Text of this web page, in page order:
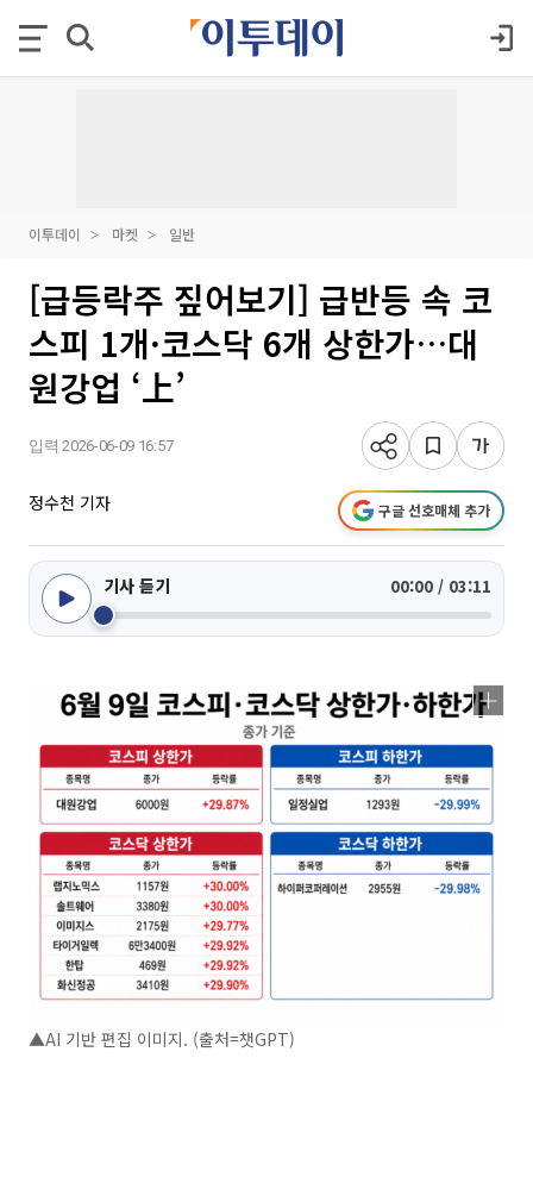
이투데이 마켓 일반
[급등락주 짚어보기] 급반등 속 코
스피 1개·코스닥 6개 상한가…대
원강업 ‘上’
입력 2026-06-09 16:57
정수천 기자 구글 선호매체 추가
기사 듣기 00:00 / 03:11
▲AI 기반 편집 이미지. (출처=챗GPT)